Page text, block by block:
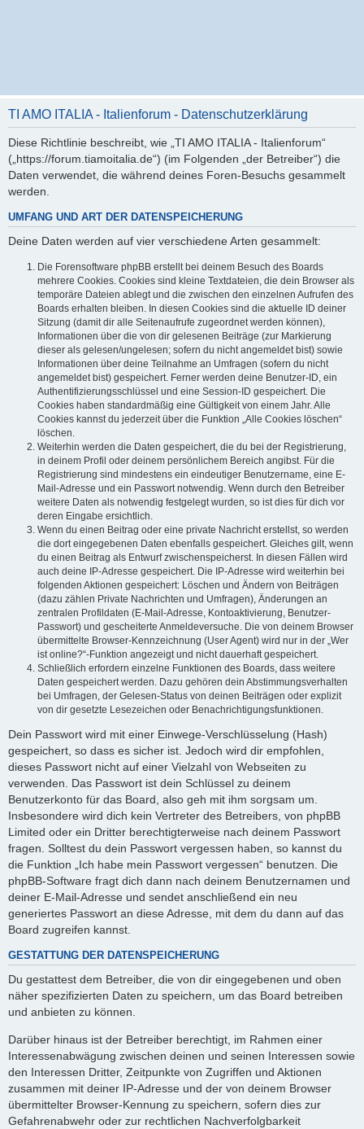
TI AMO ITALIA - Italienforum - Datenschutzerklärung
Diese Richtlinie beschreibt, wie „TI AMO ITALIA - Italienforum“
(„https://forum.tiamoitalia.de“) (im Folgenden „der Betreiber“) die
Daten verwendet, die während deines Foren-Besuchs gesammelt
werden.
UMFANG UND ART DER DATENSPEICHERUNG
Deine Daten werden auf vier verschiedene Arten gesammelt:
Die Forensoftware phpBB erstellt bei deinem Besuch des Boards
mehrere Cookies. Cookies sind kleine Textdateien, die dein Browser als
temporäre Dateien ablegt und die zwischen den einzelnen Aufrufen des
Boards erhalten bleiben. In diesen Cookies sind die aktuelle ID deiner
Sitzung (damit dir alle Seitenaufrufe zugeordnet werden können),
Informationen über die von dir gelesenen Beiträge (zur Markierung
dieser als gelesen/ungelesen; sofern du nicht angemeldet bist) sowie
Informationen über deine Teilnahme an Umfragen (sofern du nicht
angemeldet bist) gespeichert. Ferner werden deine Benutzer-ID, ein
Authentifizierungsschlüssel und eine Session-ID gespeichert. Die
Cookies haben standardmäßig eine Gültigkeit von einem Jahr. Alle
Cookies kannst du jederzeit über die Funktion „Alle Cookies löschen“
löschen.
Weiterhin werden die Daten gespeichert, die du bei der Registrierung,
in deinem Profil oder deinem persönlichem Bereich angibst. Für die
Registrierung sind mindestens ein eindeutiger Benutzername, eine E-
Mail-Adresse und ein Passwort notwendig. Wenn durch den Betreiber
weitere Daten als notwendig festgelegt wurden, so ist dies für dich vor
deren Eingabe ersichtlich.
Wenn du einen Beitrag oder eine private Nachricht erstellst, so werden
die dort eingegebenen Daten ebenfalls gespeichert. Gleiches gilt, wenn
du einen Beitrag als Entwurf zwischenspeicherst. In diesen Fällen wird
auch deine IP-Adresse gespeichert. Die IP-Adresse wird weiterhin bei
folgenden Aktionen gespeichert: Löschen und Ändern von Beiträgen
(dazu zählen Private Nachrichten und Umfragen), Änderungen an
zentralen Profildaten (E-Mail-Adresse, Kontoaktivierung, Benutzer-
Passwort) und gescheiterte Anmeldeversuche. Die von deinem Browser
übermittelte Browser-Kennzeichnung (User Agent) wird nur in der „Wer
ist online?“-Funktion angezeigt und nicht dauerhaft gespeichert.
Schließlich erfordern einzelne Funktionen des Boards, dass weitere
Daten gespeichert werden. Dazu gehören dein Abstimmungsverhalten
bei Umfragen, der Gelesen-Status von deinen Beiträgen oder explizit
von dir gesetzte Lesezeichen oder Benachrichtigungsfunktionen.
Dein Passwort wird mit einer Einwege-Verschlüsselung (Hash)
gespeichert, so dass es sicher ist. Jedoch wird dir empfohlen,
dieses Passwort nicht auf einer Vielzahl von Webseiten zu
verwenden. Das Passwort ist dein Schlüssel zu deinem
Benutzerkonto für das Board, also geh mit ihm sorgsam um.
Insbesondere wird dich kein Vertreter des Betreibers, von phpBB
Limited oder ein Dritter berechtigterweise nach deinem Passwort
fragen. Solltest du dein Passwort vergessen haben, so kannst du
die Funktion „Ich habe mein Passwort vergessen“ benutzen. Die
phpBB-Software fragt dich dann nach deinem Benutzernamen und
deiner E-Mail-Adresse und sendet anschließend ein neu
generiertes Passwort an diese Adresse, mit dem du dann auf das
Board zugreifen kannst.
GESTATTUNG DER DATENSPEICHERUNG
Du gestattest dem Betreiber, die von dir eingegebenen und oben
näher spezifizierten Daten zu speichern, um das Board betreiben
und anbieten zu können.
Darüber hinaus ist der Betreiber berechtigt, im Rahmen einer
Interessenabwägung zwischen deinen und seinen Interessen sowie
den Interessen Dritter, Zeitpunkte von Zugriffen und Aktionen
zusammen mit deiner IP-Adresse und der von deinem Browser
übermittelter Browser-Kennung zu speichern, sofern dies zur
Gefahrenabwehr oder zur rechtlichen Nachverfolgbarkeit